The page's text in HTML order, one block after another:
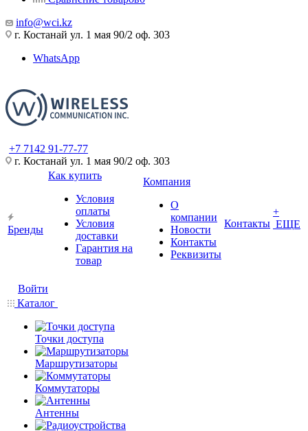
info@wci.kz
г. Костанай ул. 1 мая 90/2 оф. 303
WhatsApp
+7 7142 91-77-77
г. Костанай ул. 1 мая 90/2 оф. 303
Бренды
Как купить
Условия
оплаты
Условия
доставки
Гарантия на
товар
Компания
О
компании
Новости
Контакты
Реквизиты
Контакты
+
ЕЩЕ
Войти
Каталог
Точки доступа
Маршрутизаторы
Коммутаторы
Антенны